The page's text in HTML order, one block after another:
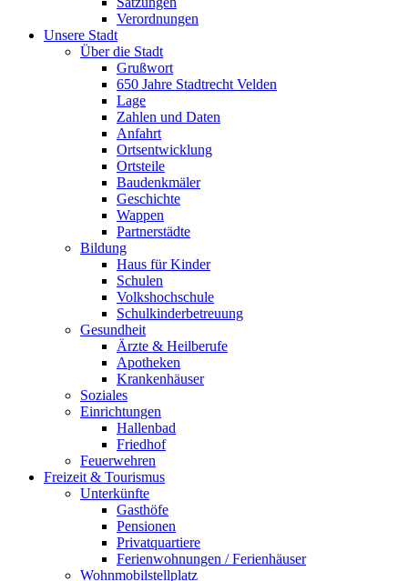
Verordnungen
Unsere Stadt
Über die Stadt
Grußwort
650 Jahre Stadtrecht Velden
Lage
Zahlen und Daten
Anfahrt
Ortsentwicklung
Ortsteile
Baudenkmäler
Geschichte
Wappen
Partnerstädte
Bildung
Haus für Kinder
Schulen
Volkshochschule
Schulkinderbetreuung
Gesundheit
Ärzte & Heilberufe
Apotheken
Krankenhäuser
Soziales
Einrichtungen
Hallenbad
Friedhof
Feuerwehren
Freizeit & Tourismus
Unterkünfte
Gasthöfe
Pensionen
Privatquartiere
Ferienwohnungen / Ferienhäuser
Wohnmobilstellplatz